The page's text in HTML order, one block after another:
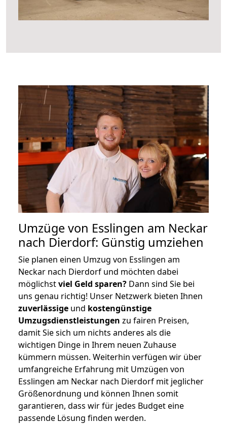
Umzüge von Esslingen am Neckar
nach Dierdorf: Günstig umziehen
Sie planen einen Umzug von Esslingen am
Neckar nach Dierdorf und möchten dabei
möglichstviel Geld sparen? Dann sind Sie bei
uns genau richtig! Unser Netzwerk bieten Ihnen
zuverlässige und kostengünstige
Umzugsdienstleistungen zu fairen Preisen,
damit Sie sich um nichts anderes als die
wichtigen Dinge in Ihrem neuen Zuhause
kümmern müssen. Weiterhin verfügen wir über
umfangreiche Erfahrung mit Umzügen von
Esslingen am Neckar nach Dierdorf mit jeglicher
Größenordnung und können Ihnen somit
garantieren, dass wir für jedes Budget eine
passende Lösung finden werden.